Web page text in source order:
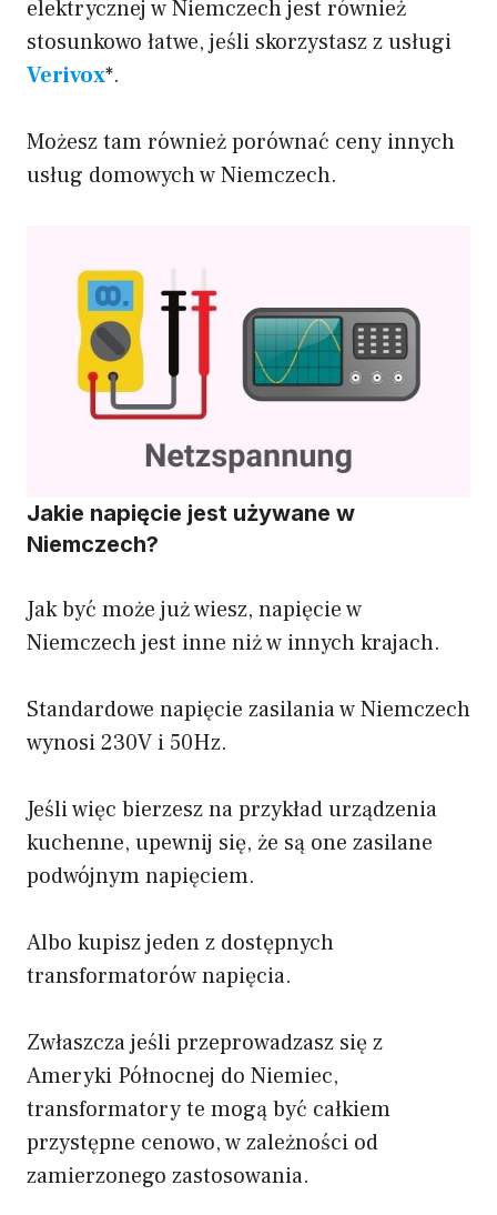
elektrycznej w Niemczech jest również
stosunkowo łatwe, jeśli skorzystasz z usługi
Verivox*.
Możesz tam również porównać ceny innych
usług domowych w Niemczech.
Jakie napięcie jest używane w
Niemczech?
Jak być może już wiesz, napięcie w
Niemczech jest inne niż w innych krajach.
Standardowe napięcie zasilania w Niemczech
wynosi 230V i 50Hz.
Jeśli więc bierzesz na przykład urządzenia
kuchenne, upewnij się, że są one zasilane
podwójnym napięciem.
Albo kupisz jeden z dostępnych
transformatorów napięcia.
Zwłaszcza jeśli przeprowadzasz się z
Ameryki Północnej do Niemiec,
transformatory te mogą być całkiem
przystępne cenowo, w zależności od
zamierzonego zastosowania.